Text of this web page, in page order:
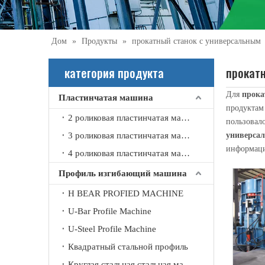
Дом » Продукты » прокатный станок с универсальным
категория продукта
Пластинчатая машина
2 роликовая пластинчатая машина
3 роликовая пластинчатая машина
4 роликовая пластинчатая машина
Профиль изгибающий машина
H BEAR PROFIED MACHINE
U-Bar Profile Machine
U-Steel Profile Machine
Квадратный стальной профиль
2021-09-21
Автоматическая стыковочная машина в основном
Для